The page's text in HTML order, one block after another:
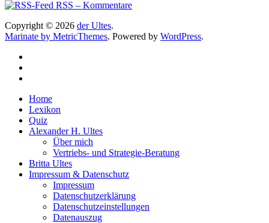
RSS – Kommentare
Copyright © 2026 der Ultes.
Marinate by MetricThemes. Powered by WordPress.
Home
Lexikon
Quiz
Alexander H. Ultes
Über mich
Vertriebs- und Strategie-Beratung
Britta Ultes
Impressum & Datenschutz
Impressum
Datenschutzerklärung
Datenschutzeinstellungen
Datenauszug